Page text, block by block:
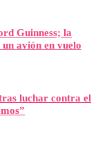
Guinness; la
avión en vuelo
luchar contra el